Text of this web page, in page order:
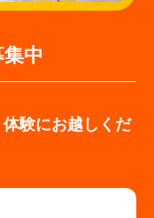
中
験にお越しくだ